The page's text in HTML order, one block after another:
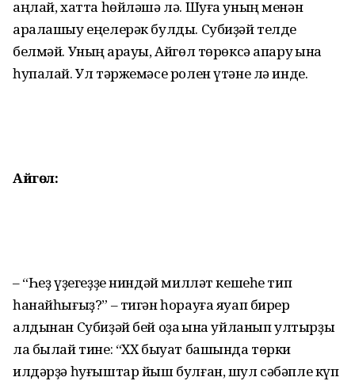
аңлай, хатта һөйләшә лә. Шуға уның менән
аралашыу еңелерәк булды. Субиҙәй телде
белмәй. Уның ҡарауы, Айгөл төрөксә апаруҡ ҡына
һупалай. Ул тәржемәсе ролен үтәне лә инде.
Айгөл:
– “Һеҙ үҙегеҙҙе ниндәй милләт кешеһе тип
һанайһығыҙ?” – тигән һорауға яуап бирер
алдынан Субиҙәй бей оҙаҡ ҡына уйланып ултырҙы
ла былай тине: “ХХ быуат башында төрки
илдәрҙә һуғыштар йыш булған, шул сәбәпле күп